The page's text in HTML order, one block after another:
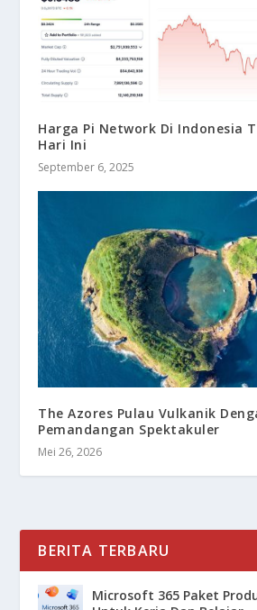
Harga Pi Network Di Indonesia
Hari Ini
September 6, 2025
The Azores Pulau Vulkanik
Pemandangan Spektakuler
Mei 26, 2026
BERITA TERBARU
Microsoft 365 Paket